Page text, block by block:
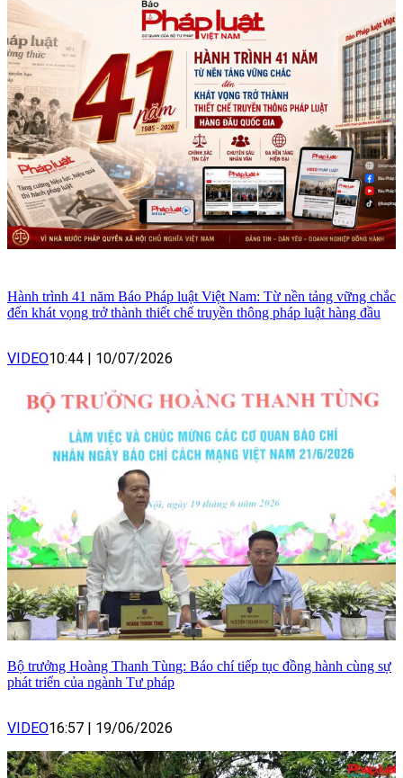
Hành trình 41 năm Báo Pháp luật Việt Nam: Từ nền tảng vững chắc
đến khát vọng trở thành thiết chế truyền thông pháp luật hàng đầu
VIDEO10:44 10/07/2026
Bộ trưởng Hoàng Thanh Tùng: Báo chí tiếp tục đồng hành cùng sự
phát triển của ngành Tư pháp
VIDEO16:57 19/06/2026